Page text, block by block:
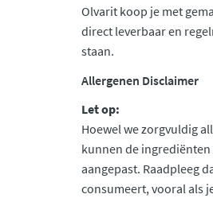
Olvarit koop je met
direct leverbaar en
staan.
Allergenen Disclaimer
Let op:
Hoewel we zorgvuldig
kunnen de
aangepast. Raadpleeg
consumeert, vooral als